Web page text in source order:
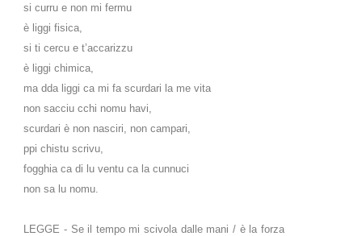
si curru e non mi fermu
è liggi fisica,
si ti cercu e t’accarizzu
è liggi chimica,
ma dda liggi ca mi fa scurdari la me vita
non sacciu cchi nomu havi,
scurdari è non nasciri, non campari,
ppi chistu scrivu,
fogghia ca di lu ventu ca la cunnuci
non sa lu nomu.
LEGGE - Se il tempo mi scivola dalle mani / è la forza